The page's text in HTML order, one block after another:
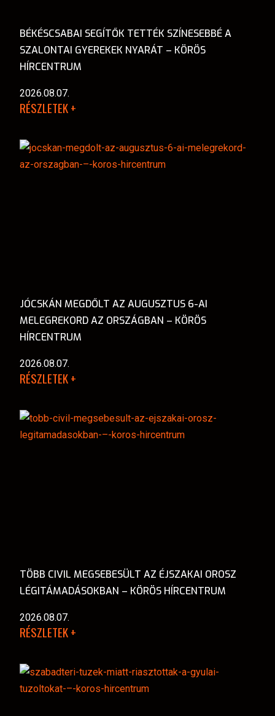
BÉKÉSCSABAI SEGÍTŐK TETTÉK SZÍNESEBBÉ A
SZALONTAI GYEREKEK NYARÁT – KÖRÖS
HÍRCENTRUM
2026.08.07.
RÉSZLETEK +
JÓCSKÁN MEGDŐLT AZ AUGUSZTUS 6-AI
MELEGREKORD AZ ORSZÁGBAN – KÖRÖS
HÍRCENTRUM
2026.08.07.
RÉSZLETEK +
TÖBB CIVIL MEGSEBESÜLT AZ ÉJSZAKAI OROSZ
LÉGITÁMADÁSOKBAN – KÖRÖS HÍRCENTRUM
2026.08.07.
RÉSZLETEK +